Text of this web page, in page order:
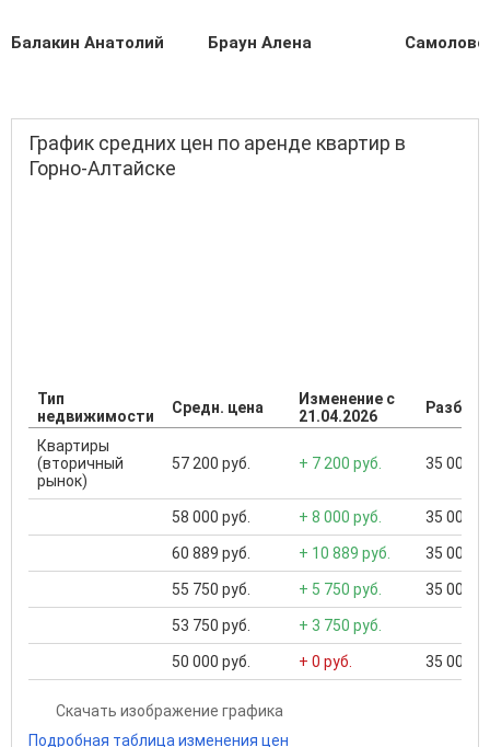
Балакин Анатолий Браун Алена
График средних цен по аренде квартир в
Горно-Алтайске
Тип
недвижимости
Средн. цена
Изменение с
21.04.2026
Квартиры
(вторичный
рынок)
57 200 руб. + 7 200 руб. 35 000
58 000 руб. + 8 000 руб. 35 000
60 889 руб. + 10 889 руб. 35 000
55 750 руб. + 5 750 руб. 35 000
53 750 руб. + 3 750 руб.
50 000 руб. + 0 руб. 35 000
Скачать изображение графика
Подробная таблица изменения цен